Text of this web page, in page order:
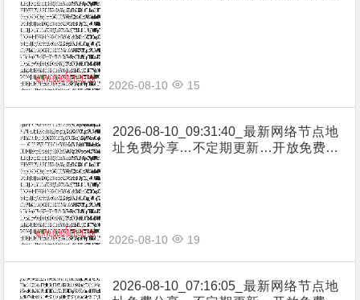
2026-08-10 15
2026-08-10_09:31:40_最新网络节点地
址免费分享…不定期更新…开放免费分
2026-08-10 19
2026-08-10_07:16:05_最新网络节点地